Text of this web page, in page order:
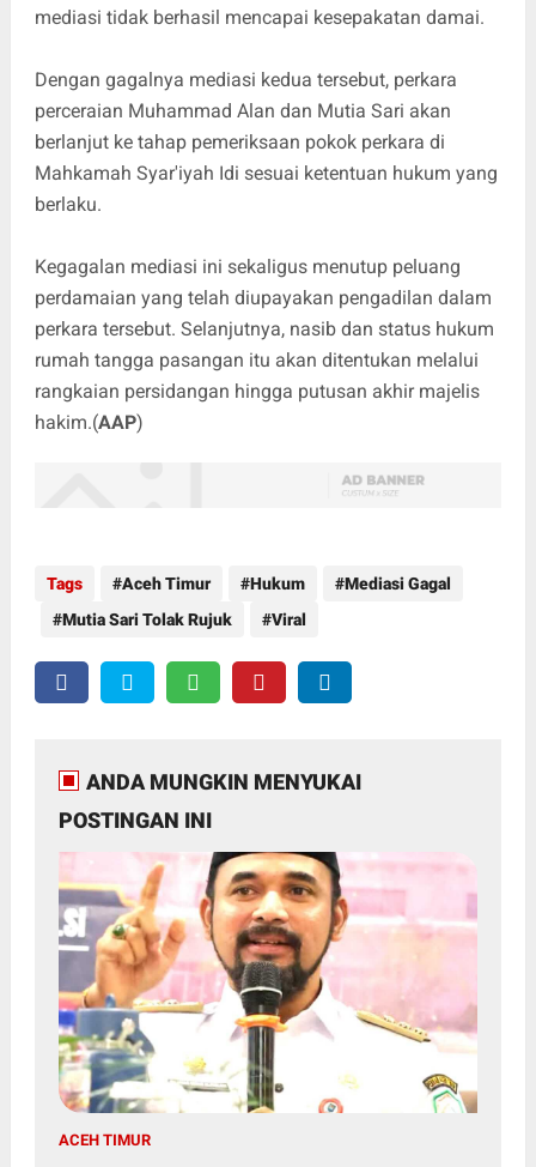
mediasi tidak berhasil mencapai kesepakatan damai.
Dengan gagalnya mediasi kedua tersebut, perkara
perceraian Muhammad Alan dan Mutia Sari akan
berlanjut ke tahap pemeriksaan pokok perkara di
Mahkamah Syar'iyah Idi sesuai ketentuan hukum yang
berlaku.
Kegagalan mediasi ini sekaligus menutup peluang
perdamaian yang telah diupayakan pengadilan dalam
perkara tersebut. Selanjutnya, nasib dan status hukum
rumah tangga pasangan itu akan ditentukan melalui
rangkaian persidangan hingga putusan akhir majelis
hakim.(AAP)
Tags Aceh Timur Hukum
Mediasi Gagal
Mutia Sari Tolak Rujuk
Viral
ANDA MUNGKIN MENYUKAI
POSTINGAN INI
ACEH TIMUR